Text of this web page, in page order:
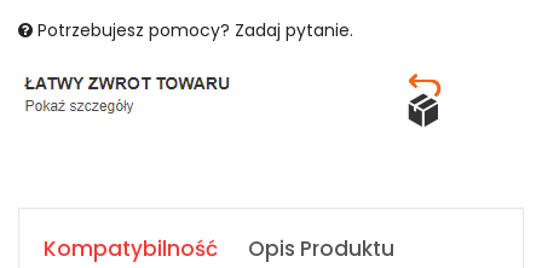
Potrzebujesz pomocy? Zadaj pytanie.
Kompatybilność
Opis Produktu